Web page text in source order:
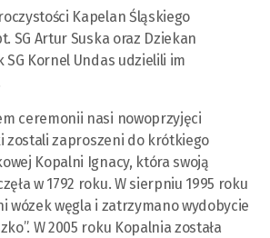
Kapelan Śląskiego
SG Artur Suska oraz Dziekan
SG Kornel Undas udzielili im
ceremonii nasi nowoprzyjęci
zostali zaproszeni do krótkiego
Kopalni Ignacy, która swoją
w 1792 roku. W sierpniu 1995 roku
wózek węgla i zatrzymano wydobycie
W 2005 roku Kopalnia została